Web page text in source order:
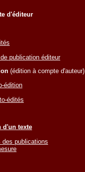
d'éditeur
de publication éditeur
(édition à compte d'auteur)
édition
édités
d'un texte
des publications